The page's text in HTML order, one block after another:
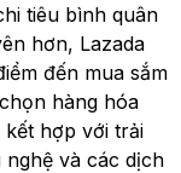
tiêu bình quân
hơn, Lazada
đến mua sắm
hàng hóa
hợp với trải
nghệ và các dịch